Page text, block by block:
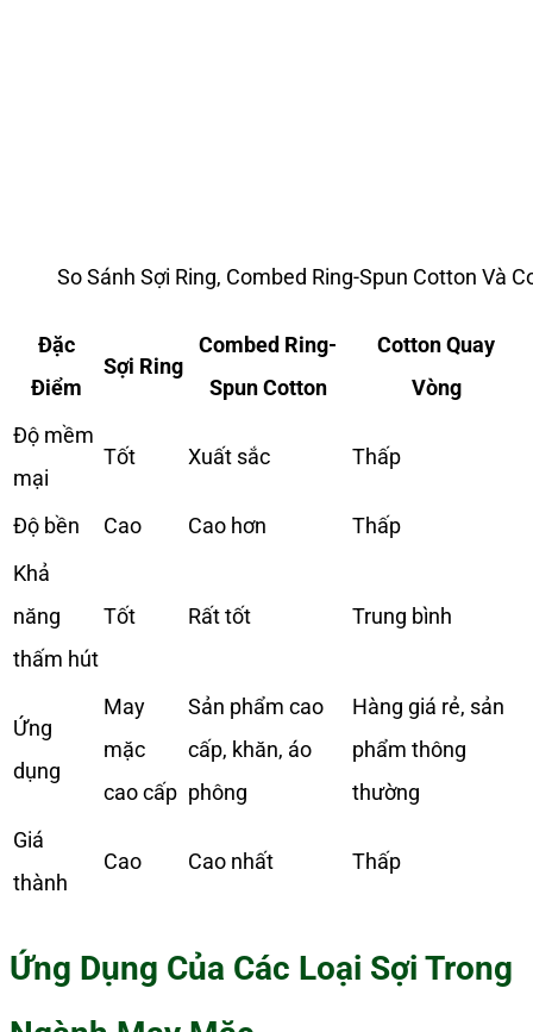
So Sánh Sợi Ring, Combed Ring-Spun Cotton Và
Đặc
Điểm
Sợi Ring
Combed Ring-
Spun Cotton
Cotton Quay
Vòng
Độ mềm
mại
Tốt Xuất sắc Thấp
Độ bền Cao Cao hơn
Thấp
Khả
năng
thấm hút
Tốt Rất tốt Trung bình
Ứng
dụng
May
mặc
cao cấp
Sản phẩm cao
cấp, khăn, áo
phông
Hàng giá rẻ, sản
phẩm thông
thường
Giá
thành
Cao Cao nhất Thấp
Ứng Dụng Của Các Loại Sợi Trong